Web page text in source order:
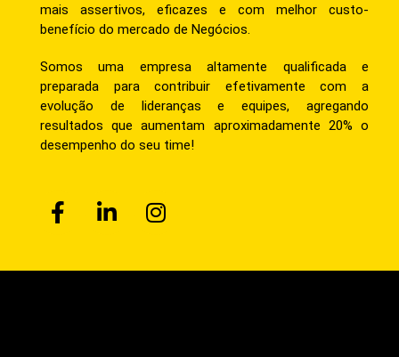
mais assertivos, eficazes e com melhor custo-
benefício do mercado de Negócios.
Somos uma empresa altamente qualificada e
preparada para contribuir efetivamente com a
evolução de lideranças e equipes, agregando
resultados que aumentam aproximadamente 20% o
desempenho do seu time!